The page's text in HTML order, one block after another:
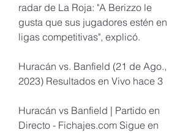
radar de La Roja: "A Berizzo le
gusta que sus jugadores estén en
ligas competitivas", explicó.
Huracán vs. Banfield (21 de Ago.,
2023) Resultados en Vivo hace 3
Huracán vs Banfield | Partido en
Directo - Fichajes.com Sigue en